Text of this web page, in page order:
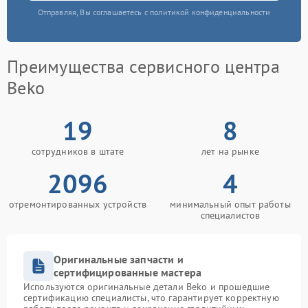
Отправляя, Вы соглашаетесь с политикой конфиденциальности
Преимущества сервисного центра
Beko
19
сотрудников в штате
8
лет на рынке
2096
отремонтированных устройств
4
минимальный опыт работы
специалистов
Оригинальные запчасти и
сертифицированные мастера
Используются оригинальные детали Beko и прошедшие
сертификацию специалисты, что гарантирует корректную